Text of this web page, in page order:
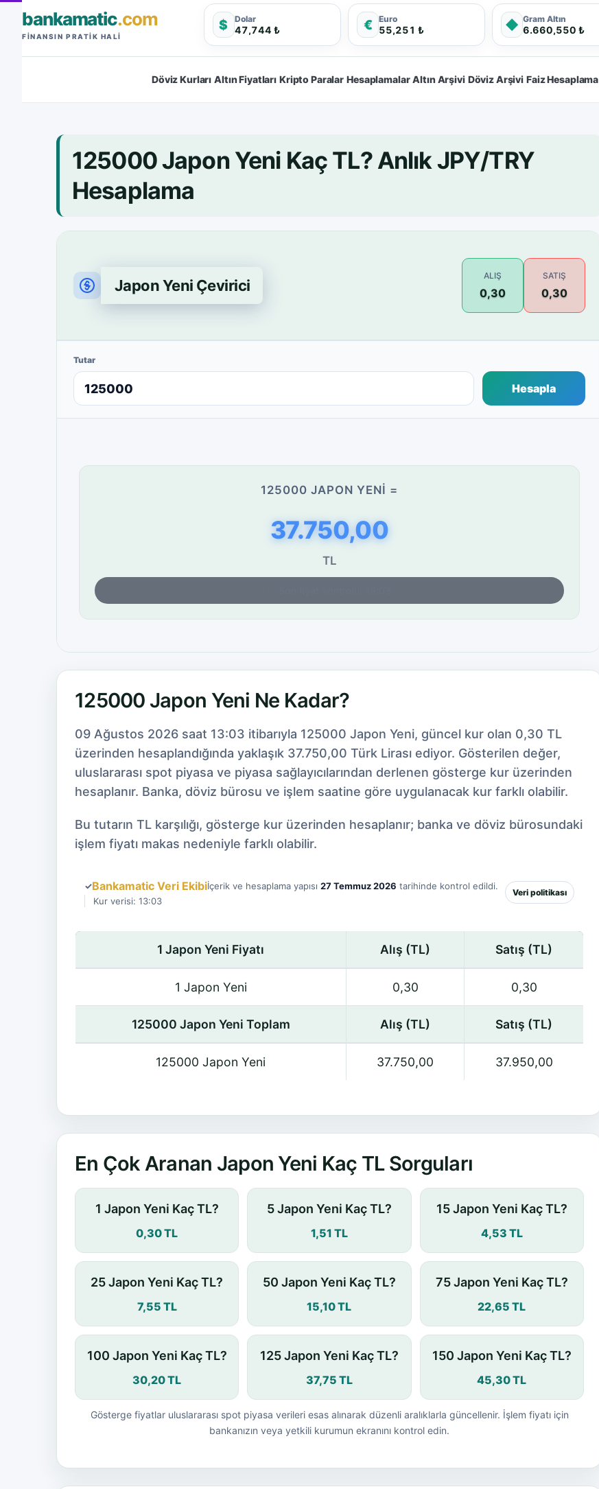
bankamatic.com
FINANSIN PRATIK HALI
$ Dolar
47,744 ₺ € Euro
55,251 ₺ ◆ Gram Altın
6.660,550 ₺
Döviz Kurları Altın Fiyatları Kripto Paralar Hesaplamalar Altın Arşivi Döviz Arşivi Faiz Hesaplama
125000 Japon Yeni Kaç TL? Anlık JPY/TRY
Hesaplama
Japon Yeni Çevirici
ALIŞ
0,30
SATIŞ
0,30
Tutar
Hesapla
125000 JAPON YENI =
37.750,00
TL
125000 Japon Yeni Ne Kadar?
09 Ağustos 2026 saat 13:03 itibarıyla 125000 Japon Yeni, güncel kur olan 0,30 TL
üzerinden hesaplandığında yaklaşık 37.750,00 Türk Lirası ediyor. Gösterilen değer,
uluslararası spot piyasa ve piyasa sağlayıcılarından derlenen gösterge kur üzerinden
hesaplanır. Banka, döviz bürosu ve işlem saatine göre uygulanacak kur farklı olabilir.
Bu tutarın TL karşılığı, gösterge kur üzerinden hesaplanır; banka ve döviz bürosundaki
işlem fiyatı makas nedeniyle farklı olabilir.
✓Bankamatic Veri Ekibiİçerik ve hesaplama yapısı 27 Temmuz 2026 tarihinde kontrol edildi.
Kur verisi: 13:03
Veri politikası
1 Japon Yeni Fiyatı Alış (TL) Satış (TL)
1 Japon Yeni 0,30 0,30
125000 Japon Yeni Toplam Alış (TL) Satış (TL)
125000 Japon Yeni 37.750,00 37.950,00
En Çok Aranan Japon Yeni Kaç TL Sorguları
1 Japon Yeni Kaç TL?
0,30 TL
5 Japon Yeni Kaç TL?
1,51 TL
15 Japon Yeni Kaç TL?
4,53 TL
25 Japon Yeni Kaç TL?
7,55 TL
50 Japon Yeni Kaç TL?
15,10 TL
75 Japon Yeni Kaç TL?
22,65 TL
100 Japon Yeni Kaç TL?
30,20 TL
125 Japon Yeni Kaç TL?
37,75 TL
150 Japon Yeni Kaç TL?
45,30 TL
Gösterge fiyatlar uluslararası spot piyasa verileri esas alınarak düzenli aralıklarla güncellenir. İşlem fiyatı için
bankanızın veya yetkili kurumun ekranını kontrol edin.